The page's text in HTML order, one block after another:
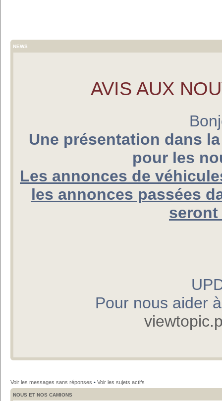
NEWS
AVIS AUX
Une présentation dans
pour les
Les annonces de
les annonces passées
seront
Pour nous aider
Voir les messages sans réponses • Voir les sujets actifs
NOUS ET NOS CAMIONS